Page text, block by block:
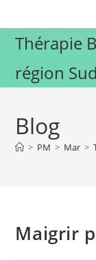
to
contentThérapie
région
Blog
> PM > Mar >
Maigrir